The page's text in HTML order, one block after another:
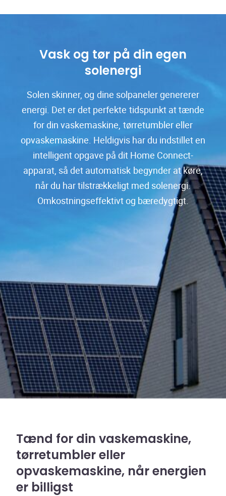
Vask og tør på din egen
solenergi
Solen skinner, og dine solpaneler genererer
energi. Det er det perfekte tidspunkt at tænde
for din vaskemaskine, tørretumbler eller
opvaskemaskine. Heldigvis har du indstillet en
intelligent opgave på dit Home Connect-
apparat, så det automatisk begynder at køre,
når du har tilstrækkeligt med solenergi.
Omkostningseffektivt og bæredygtigt.
Tænd for din vaskemaskine,
tørretumbler eller
opvaskemaskine, når energien
er billigst